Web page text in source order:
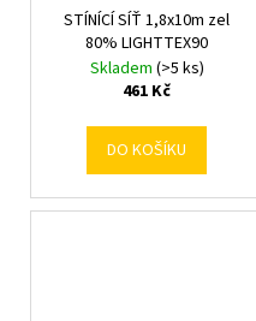
STÍNÍCÍ SÍŤ 1,8x10m zel
80% LIGHTTEX90
Skladem (>5 ks)
461 Kč
DO KOŠÍKU